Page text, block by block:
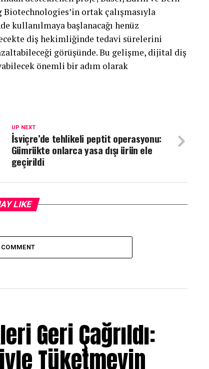
ortak çalışmasıyla
kullanılmaya başlanacağı henüz
diş hekimliğinde tedavi sürelerini
görüşünde. Bu gelişme, dijital diş
önemli bir adım olarak
UP NEXT
İsviçre’de tehlikeli peptit operasyonu:
Gümrükte onlarca yasa dışı ürün ele
geçirildi
LIKE
COMMENT
Geri Çağrıldı:
Tüketmeyin